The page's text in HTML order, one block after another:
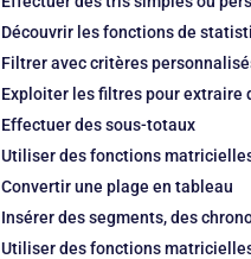
Découvrir les fonctions de
Filtrer avec critères
Exploiter les filtres pour extraire
Effectuer des sous-totaux
Utiliser des fonctions
Convertir une plage en tableau
Insérer des segments, des
Utiliser des fonctions